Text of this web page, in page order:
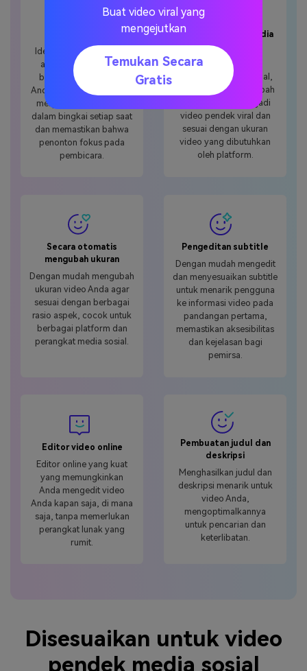
Identifikasi akurat peran
atau pembicara yang
berbeda dalam video
Anda melalui teknologi ai,
menjaga karakter tetap
dalam bingkai setiap saat
dan memastikan bahwa
penonton fokus pada
pembicara.
Ramah pencipta media
sosial
Disesuaikan untuk
pengguna media sosial,
dengan cepat mengubah
video panjang menjadi
video pendek viral dan
sesuai dengan ukuran
video yang dibutuhkan
oleh platform.
Secara otomatis
mengubah ukuran
Dengan mudah mengubah
ukuran video Anda agar
sesuai dengan berbagai
rasio aspek, cocok untuk
berbagai platform dan
perangkat media sosial.
Pengeditan subtitle
Dengan mudah mengedit
dan menyesuaikan subtitle
untuk menarik pengguna
ke informasi video pada
pandangan pertama,
memastikan aksesibilitas
dan kejelasan bagi
pemirsa.
Editor video online
Editor online yang kuat
yang memungkinkan
Anda mengedit video
Anda kapan saja, di mana
saja, tanpa memerlukan
perangkat lunak yang
rumit.
Pembuatan judul dan
deskripsi
Menghasilkan judul dan
deskripsi menarik untuk
video Anda,
mengoptimalkannya
untuk pencarian dan
keterlibatan.
Disesuaikan untuk video
pendek media sosial
Buat video viral yang
mengejutkan
Temukan Secara
Gratis